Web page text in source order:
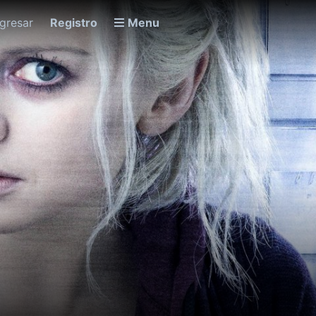
Registro Menu